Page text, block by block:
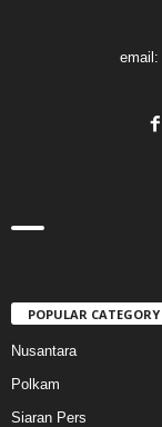
email:
POPULAR CATEGORY
Nusantara
Polkam
Siaran Pers